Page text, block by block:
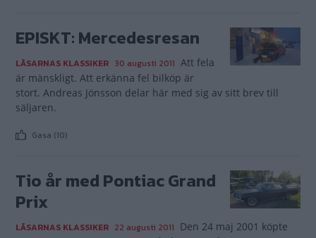
EPISKT: Mercedesresan
LÄSARNAS KLASSIKER 30 augusti 2011 Att fela
är mänskligt. Att erkänna fel bilköp är
stort. Andreas Jönsson delar här med sig av sitt brev till
säljaren.
Gasa (10)
Tio år med Pontiac Grand
Prix
LÄSARNAS KLASSIKER 22 augusti 2011 Den 24 maj 2001 köpte